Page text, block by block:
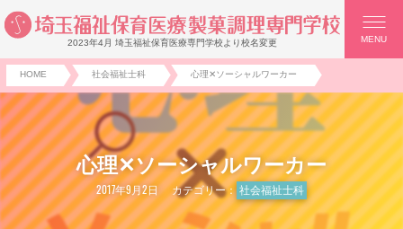
2023年4月 埼玉福祉保育医療専門学校より校名変更 MENU
HOME 社会福祉士科 心理✕ソーシャルワーカー
心理✕ソーシャルワーカー
2017年9月2日 カテゴリー： 社会福祉士科